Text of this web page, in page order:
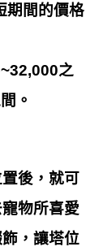
期間的價格
之
。
後，就可
物所喜愛
，讓塔位